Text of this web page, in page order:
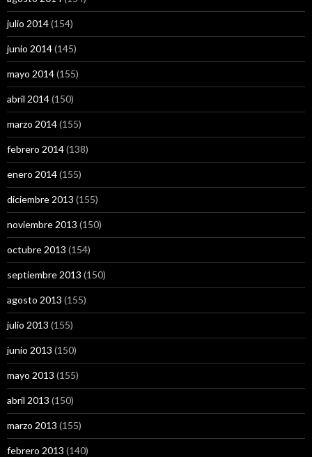
julio 2014(154)
junio 2014(145)
mayo 2014(155)
abril 2014(150)
marzo 2014(155)
febrero 2014(138)
enero 2014(155)
diciembre 2013 (155)
noviembre 2013 (150)
octubre 2013 (154)
septiembre 2013 (150)
agosto 2013 (155)
julio 2013 (155)
junio 2013 (150)
mayo 2013 (155)
abril 2013 (150)
marzo 2013 (155)
febrero 2013 (140)